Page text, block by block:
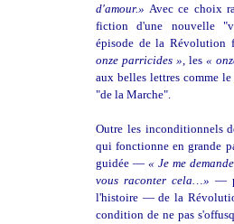
d'amour.» Avec ce choix
fiction d'une nouvelle
épisode de la Révolution
onze parricides », les «
aux belles lettres comme
"de la Marche".
Outre les inconditionnels
qui fonctionne en grande
guidée — « Je me
vous raconter cela…» —
l'histoire — de la
condition de ne pas